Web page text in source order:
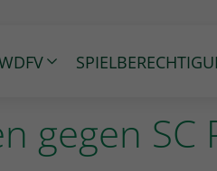
gegen